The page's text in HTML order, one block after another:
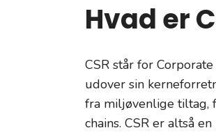
Hvad er
CSR står for
udover sin
fra miljøvenlige tiltag,
chains. CSR er altså